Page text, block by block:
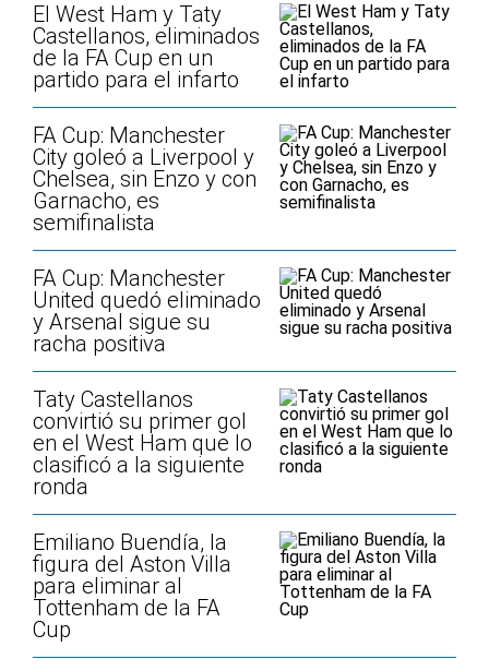
El West Ham y Taty
Castellanos, eliminados
de la FA Cup en un
partido para el infarto
FA Cup: Manchester
City goleó a Liverpool y
Chelsea, sin Enzo y con
Garnacho, es
semifinalista
FA Cup: Manchester
United quedó eliminado
y Arsenal sigue su
racha positiva
Taty Castellanos
convirtió su primer gol
en el West Ham que lo
clasificó a la siguiente
ronda
Emiliano Buendía, la
figura del Aston Villa
para eliminar al
Tottenham de la FA
Cup